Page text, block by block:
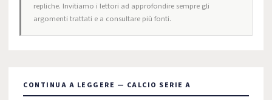
repliche. Invitiamo i lettori ad approfondire sempre gli
argomenti trattati e a consultare più fonti.
CONTINUA A LEGGERE — CALCIO SERIE A